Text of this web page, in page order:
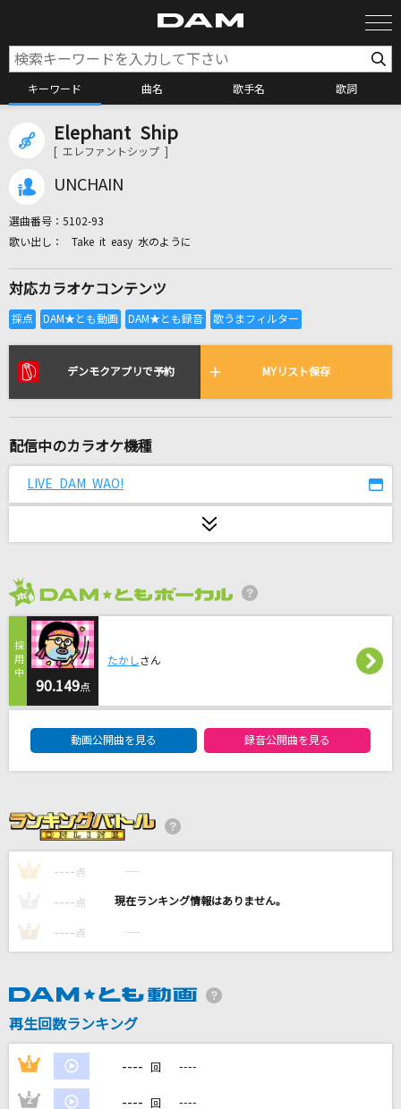
キーワード 曲名 歌手名 歌詞
カラオケ検索
全国りれき
リアルタイムで歌われている曲の一覧
コイスルオトメ
[生音]To Love You More [トゥ・ラヴ・ユー・
Celine Dion With Special Guests Kryzler & Kompany
[生音]魔法が解けたら
Saucy Dog
夜の踊り子
想い出は時空の結晶
幻影(浅川悠)
back number
KAN
もっと見る
Elephant Ship
[ エレファントシップ ]
UNCHAIN
選曲番号： 5102-93
Take it easy 水のように
対応カラオケコンテンツ
デンモクアプリで予約 MYリスト保存
配信中のカラオケ機種
LIVE DAM WAO!
90.149点
たかしさん
動画公開曲を見る 録音公開曲を見る
1 ---- 点 ----
---- 点 ----
3 ---- 点 ----
再生回数ランキング
1 ---- 回 ----
2 ---- 回 ----